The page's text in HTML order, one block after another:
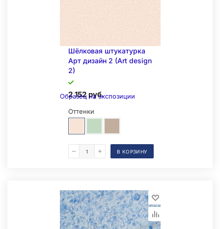
Складская позиция
Образец на экспозиции
Шёлковая штукатурка
Арт дизайн 2 (Art design
2)
2 152 руб.
Оттенки
В КОРЗИНУ